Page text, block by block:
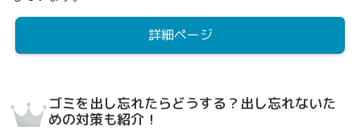
詳細ページ
ゴミを出し忘れたらどうする？出し忘れないた
めの対策も紹介！